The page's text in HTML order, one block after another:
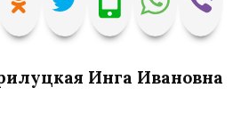
Инга Ивановна